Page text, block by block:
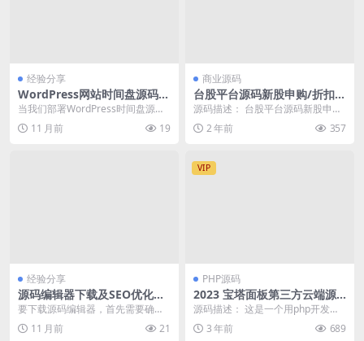
经验分享
WordPress网站时间盘源码冲
突解决与性能优化配置实践
当我们部署WordPress时间盘源码
到生产环境时，可能会遇到多种冲
突问题，例如...
11 月前 19
商业源码
台股平台源码新股申购/折扣申
购/计划任务/带前端uniapp源
码
源码描述： 台股平台源码新股申购/
折扣申购/计划任务/带前端uniapp
源码 简...
2 年前 357
经验分享
源码编辑器下载及SEO优化配
置详解
要下载源码编辑器，首先需要确定
具体需求。例如，如果需要一款支
持Git版本控制的编...
11 月前 21
VIP
PHP源码
2023 宝塔面板第三方云端源
码1.9版本
源码描述： 这是一个用php开发的
宝塔面板第三方云端站点程序。 你
可以使用此程序...
3 年前 689